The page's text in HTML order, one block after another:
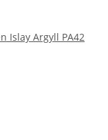
Islay Argyll PA42